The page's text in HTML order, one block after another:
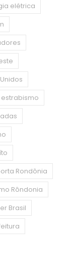
elétrica
estrabismo
Rondônia
Rôndonia
Brasil